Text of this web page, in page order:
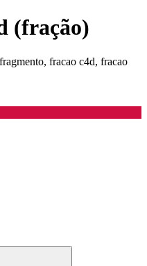
(fração)
fracao c4d, fracao